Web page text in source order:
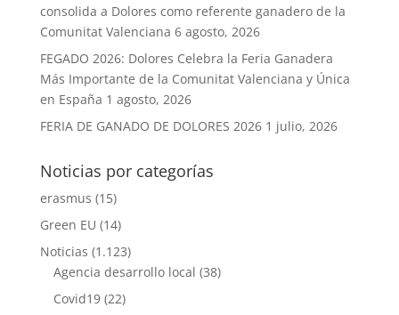
consolida a Dolores como referente ganadero de la
Comunitat Valenciana 6 agosto, 2026
FEGADO 2026: Dolores Celebra la Feria Ganadera
Más Importante de la Comunitat Valenciana y Única
en España 1 agosto, 2026
FERIA DE GANADO DE DOLORES 2026 1 julio, 2026
Noticias por categorías
erasmus (15)
Green EU (14)
Noticias (1.123)
Agencia desarrollo local (38)
Covid19(22)